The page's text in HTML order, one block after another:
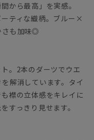
から最高」を実感。
ティな織柄。ブルー×
さも加味◎
。2本のダーツでウエ
解消しています。タイ
襟の立体感をキレイに
すっきり見せます。